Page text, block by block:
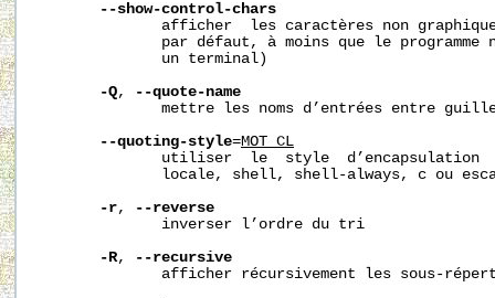
--show-control-chars
afficher  les caractères non
par défaut, à moins que le programme
              un terminal)
-Q,
--quote-name
mettre les noms d’entrées entre
--quoting-style=MOT_CL
utiliser  le  style  d’encapsulation
locale, shell, shell-always, c ou
-r,
--reverse
              inverser l’ordre du tri
-R,
--recursive
afficher récursivement les sous-